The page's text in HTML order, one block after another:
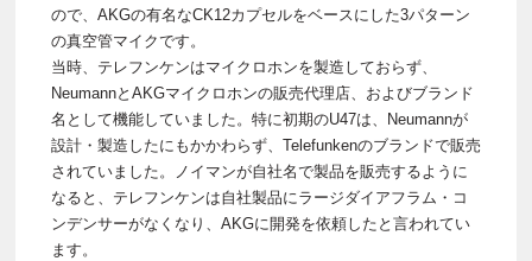
ので、AKGの有名なCK12カプセルをベースにした3パターン
の真空管マイクです。
当時、テレフンケンはマイクロホンを製造しておらず、
NeumannとAKGマイクロホンの販売代理店、およびブランド
名として機能していました。特に初期のU47は、Neumannが
設計・製造したにもかかわらず、Telefunkenのブランドで販売
されていました。ノイマンが自社名で製品を販売するように
なると、テレフンケンは自社製品にラージダイアフラム・コ
ンデンサーがなくなり、AKGに開発を依頼したと言われてい
ます。